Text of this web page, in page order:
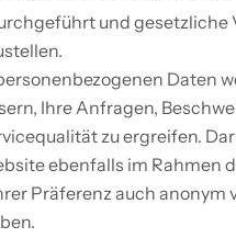
und
Daten
Ihre Anfragen,
zu ergreifen.
ebenfalls im Rahmen
Präferenz auch